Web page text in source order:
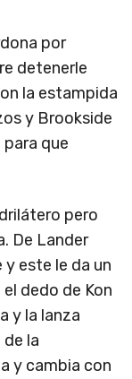
por
detenerle
la estampida
y Brookside
que
pero
De Lander
y este le da un
dedo de Kon
y la lanza
la
y cambia con